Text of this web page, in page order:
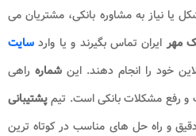
یا نیاز به مشاوره بانکی، مشتریان می
مهرایران تماس بگیرند و یا وارد سایت
خود را انجام دهند. این شماره راهی
و رفع مشکلات بانکی است. تیمپشتیبانی
دقیق و راه حل های مناسب در کوتاه ترین